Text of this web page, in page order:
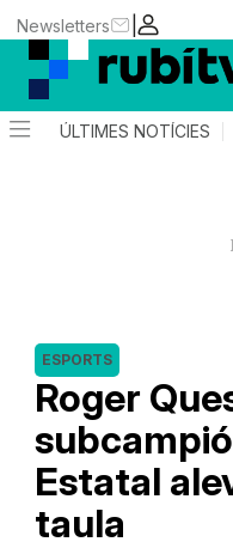
|
Newsletters
ÚLTIMES NOTÍCIES
Roger
Estatal
taula
ESPORTS